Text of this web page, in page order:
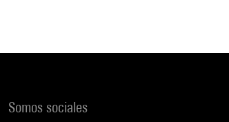
Somos sociales